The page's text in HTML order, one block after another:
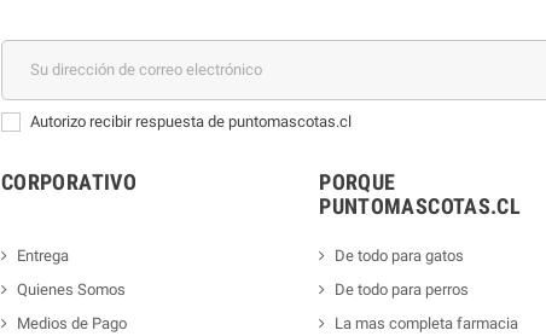
Autorizo recibir respuesta de puntomascotas.cl
CORPORATIVO
Entrega
Quienes Somos
Medios de Pago
PORQUE
PUNTOMASCOTAS.CL
De todo para gatos
De todo para perros
La mas completa farmacia